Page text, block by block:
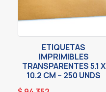
ETIQUETAS
IMPRIMIBLES
TRANSPARENTES 5.1 X
10.2 CM – 250 UNDS